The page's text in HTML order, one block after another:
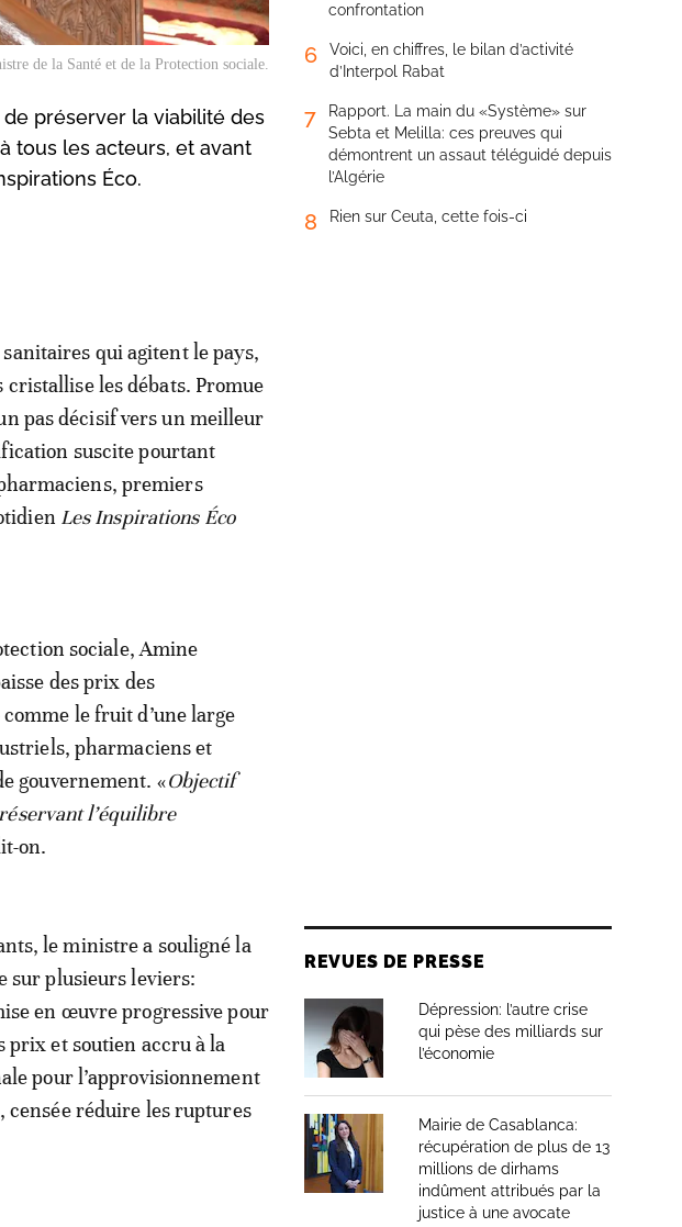
de la Santé et de la Protection sociale.
préserver la viabilité des
tous les acteurs, et avant
Éco.
qui agitent le pays,
les débats. Promue
pas décisif vers un meilleur
suscite pourtant
premiers
Les Inspirations Éco
sociale, Amine
des prix des
le fruit d’une large
pharmaciens et
gouvernement. «Objectif
l’équilibre
on.
le ministre a souligné la
sur plusieurs leviers:
en œuvre progressive pour
prix et soutien accru à la
pour l’approvisionnement
censée réduire les ruptures
confrontation
6
Voici, en chiffres, le bilan d’activité
d’Interpol Rabat
7
Rapport. La main du «Système» sur
Sebta et Melilla: ces preuves qui
démontrent un assaut téléguidé depuis
l’Algérie
8 Rien sur Ceuta, cette fois-ci
REVUES DE PRESSE
Dépression: l’autre crise
qui pèse des milliards sur
l’économie
Mairie de Casablanca:
récupération de plus de 13
millions de dirhams
indûment attribués par la
justice à une avocate